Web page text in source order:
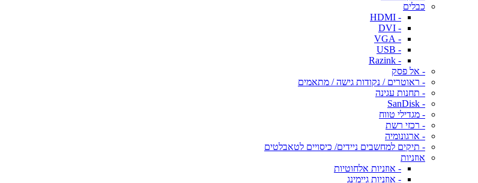
כבלים
- HDMI
- DVI
- VGA
- USB
- Razink
- אל פסק
- ראוטרים / נקודות גישה / מתאמים
- תחנות עגינה
- SanDisk
- מגדילי טווח
- רכזי רשת
- ארגונומיה
- תיקים למחשבים ניידים/ כיסויים לטאבלטים
אוזניות
- אוזניות אלחוטיות
- אוזניות גיימינג